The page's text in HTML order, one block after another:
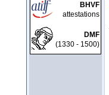
BHVF
attestations
DMF
(1330 - 1500)